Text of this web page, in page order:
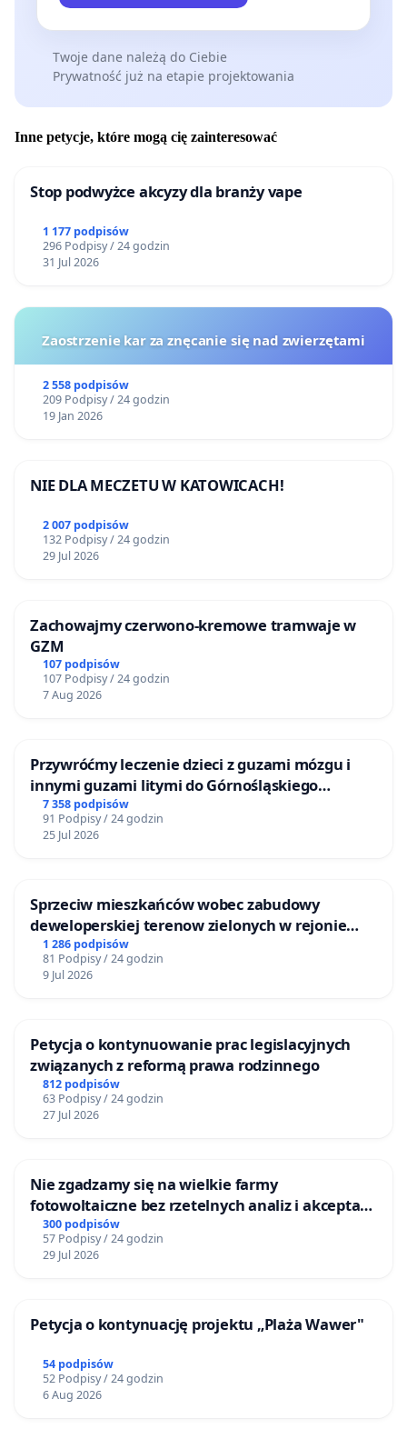
Twoje dane należą do Ciebie
Prywatność już na etapie projektowania
Inne petycje, które mogą cię zainteresować
Stop podwyżce akcyzy dla branży vape
1 177 podpisów
296 Podpisy / 24 godzin
31 Jul 2026
Zaostrzenie kar za znęcanie się nad zwierzętami
2 558 podpisów
209 Podpisy / 24 godzin
19 Jan 2026
NIE DLA MECZETU W KATOWICACH!
2 007 podpisów
132 Podpisy / 24 godzin
29 Jul 2026
Zachowajmy czerwono-kremowe tramwaje w
GZM
107 podpisów
107 Podpisy / 24 godzin
7 Aug 2026
Przywróćmy leczenie dzieci z guzami mózgu i
innymi guzami litymi do Górnośląskiego
Centrum Zdrowia Dziecka w Katowicach
7 358 podpisów
91 Podpisy / 24 godzin
25 Jul 2026
Sprzeciw mieszkańców wobec zabudowy
deweloperskiej terenow zielonych w rejonie
Bulwarów Straceńskich w Bielsku-Białej
1 286 podpisów
81 Podpisy / 24 godzin
9 Jul 2026
Petycja o kontynuowanie prac legislacyjnych
związanych z reformą prawa rodzinnego
812 podpisów
63 Podpisy / 24 godzin
27 Jul 2026
Nie zgadzamy się na wielkie farmy
fotowoltaiczne bez rzetelnych analiz i akceptacji
mieszkańców
300 podpisów
57 Podpisy / 24 godzin
29 Jul 2026
Petycja o kontynuację projektu „Plaża Wawer"
54 podpisów
52 Podpisy / 24 godzin
6 Aug 2026